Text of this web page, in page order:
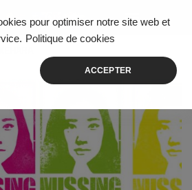
pour optimiser notre site web et
Politique de cookies
ACCEPTER